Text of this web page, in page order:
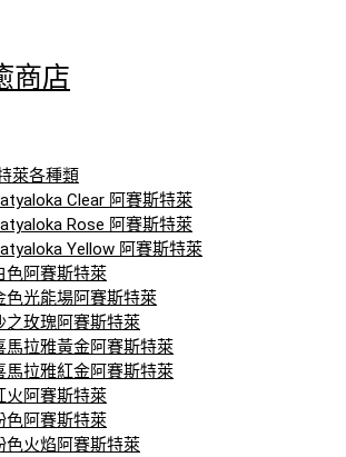
商店
萊各種類
Clear 阿賽斯特萊
Rose 阿賽斯特萊
Yellow 阿賽斯特萊
色阿賽斯特萊
色光能場阿賽斯特萊
之玫瑰阿賽斯特萊
馬拉雅黃金阿賽斯特萊
馬拉雅紅金阿賽斯特萊
火阿賽斯特萊
色阿賽斯特萊
色火焰阿賽斯特萊